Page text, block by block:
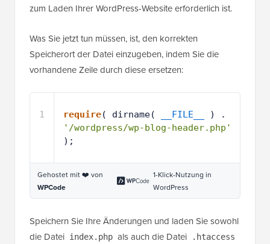
zum Laden Ihrer WordPress-Website erforderlich ist.
Was Sie jetzt tun müssen, ist, den korrekten
Speicherort der Datei einzugeben, indem Sie die
vorhandene Zeile durch diese ersetzen:
1 require( dirname( __FILE__
'/wordpress/wp-blog-header.php'
);
Gehostet mit ❤️ von
WPCode
1-Klick-Nutzung in
WordPress
Speichern Sie Ihre Änderungen und laden Sie sowohl
die Datei index.php als auch die Datei .htaccess